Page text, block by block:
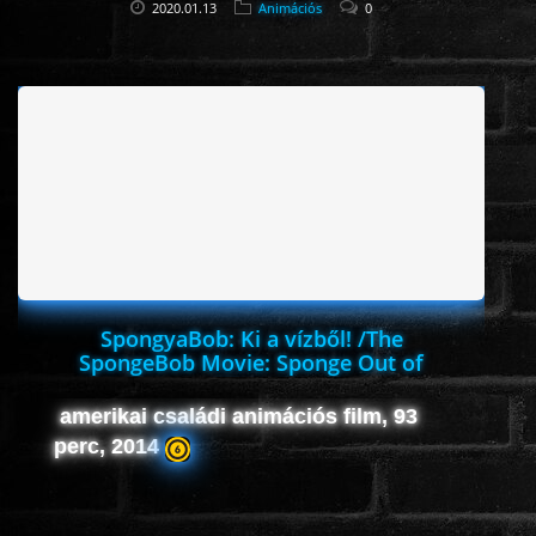
2020.01.13 Animációs 0
SpongyaBob: Ki a vízből! /The
SpongeBob Movie: Sponge Out of
Water/
amerikai családi animációs film, 93
perc, 2014